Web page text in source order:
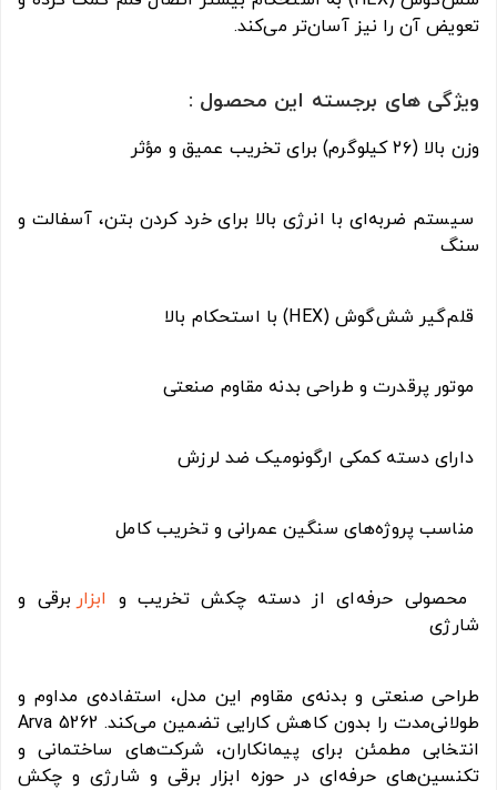
تعویض آن را نیز آسان‌تر می‌کند.
ویژگی های برجسته این محصول :
وزن بالا (۲۶ کیلوگرم) برای تخریب عمیق و مؤثر
سیستم ضربه‌ای با انرژی بالا برای خرد کردن بتن، آسفالت و
سنگ
قلم‌گیر شش‌گوش (HEX) با استحکام بالا
موتور پرقدرت و طراحی بدنه مقاوم صنعتی
دارای دسته کمکی ارگونومیک ضد لرزش
مناسب پروژه‌های سنگین عمرانی و تخریب کامل
محصولی حرفه‌ای از دسته چکش تخریب و ابزار برقی و
شارژی
طراحی صنعتی و بدنه‌ی مقاوم این مدل، استفاده‌ی مداوم و
طولانی‌مدت را بدون کاهش کارایی تضمین می‌کند. Arva 5262
انتخابی مطمئن برای پیمانکاران، شرکت‌های ساختمانی و
تکنسین‌های حرفه‌ای در حوزه ابزار برقی و شارژی و چکش